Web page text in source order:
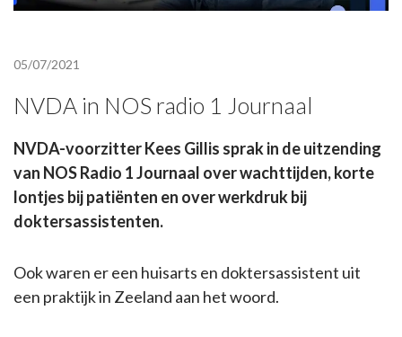
05/07/2021
NVDA in NOS radio 1 Journaal
NVDA-voorzitter Kees Gillis sprak in de uitzending
van NOS Radio 1 Journaal over wachttijden, korte
lontjes bij patiënten en over werkdruk bij
doktersassistenten.
Ook waren er een huisarts en doktersassistent uit
een praktijk in Zeeland aan het woord.